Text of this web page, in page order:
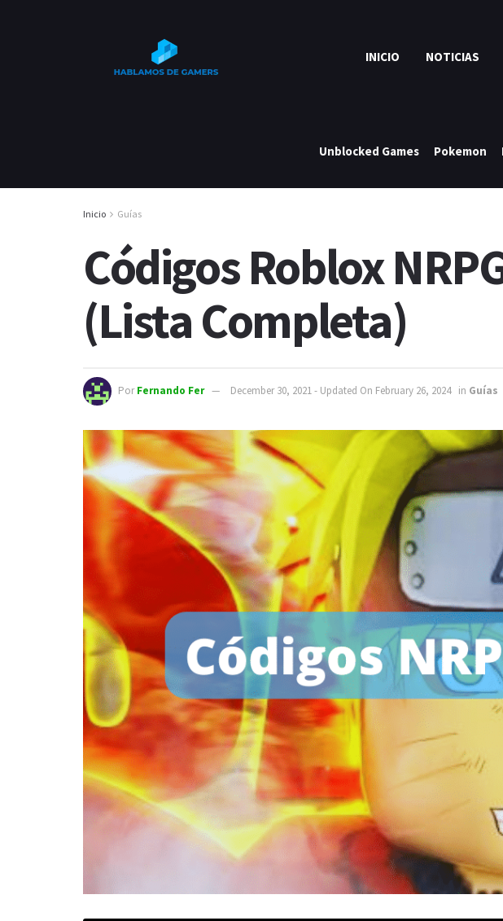
INICIO NOTICIAS
Unblocked Games Pokemon
Inicio Guías
Códigos Roblox
(Lista Completa)
PorFernando Fer December 30, 2021 - Updated On February 26, 2024 in Guías